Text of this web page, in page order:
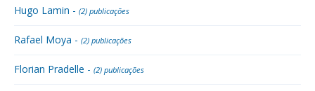
Hugo Lamin - (2) publicações
Rafael Moya - (2) publicações
Florian Pradelle - (2) publicações